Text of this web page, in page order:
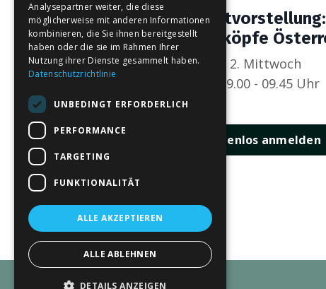
Produktvorstellung:
VIP Steuerköpfe
jeden 2. Mittwoch
jeweils 09.00 - 09.45 Uhr
Hier kostenlos anmelden
Analysepartner weiter, die diese
möglicherweise mit anderen Informationen
kombinieren, die Sie ihnen bereitgestellt
haben oder die sie im Rahmen Ihrer
Nutzung ihrer Dienste gesammelt haben.
Datenschutzrichtlinie
UNBEDINGT ERFORDERLICH
PERFORMANCE
TARGETING
FUNKTIONALITÄT
ALLE AKZEPTIEREN
ALLE ABLEHNEN
DETAILS ANZEIGEN